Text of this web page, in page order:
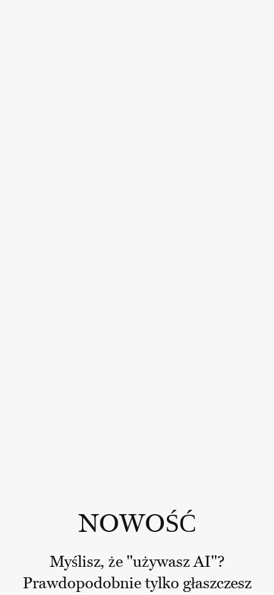
NOWOŚĆ
Myślisz, że "używasz AI"?
Prawdopodobnie tylko głaszczesz